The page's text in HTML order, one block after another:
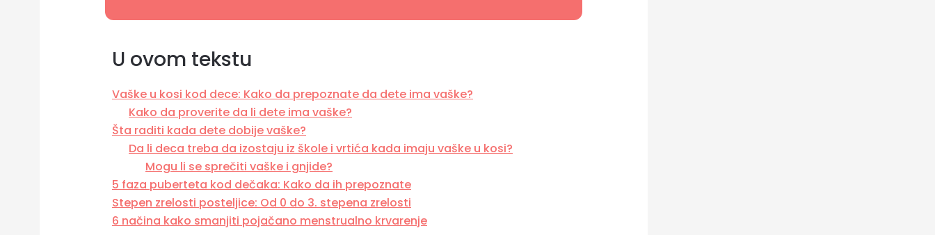
U ovom tekstu
Vaške u kosi kod dece: Kako da prepoznate da dete ima vaške?
Kako da proverite da li dete ima vaške?
Šta raditi kada dete dobije vaške?
Da li deca treba da izostaju iz škole i vrtića kada imaju vaške u kosi?
Mogu li se sprečiti vaške i gnjide?
5 faza puberteta kod dečaka: Kako da ih prepoznate
Stepen zrelosti posteljice: Od 0 do 3. stepena zrelosti
6 načina kako smanjiti pojačano menstrualno krvarenje